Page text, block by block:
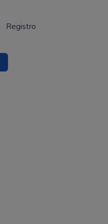
Registro